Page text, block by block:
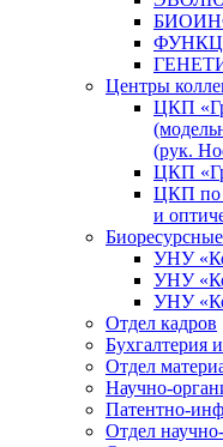
Центры
ЦКП
(рук.
ЦКП
ЦКП по
и
УНУ
УНУ
УНУ
Отдел кадров
Бухгалтерия
Отдел
Научно-
Патентно-
Отдел